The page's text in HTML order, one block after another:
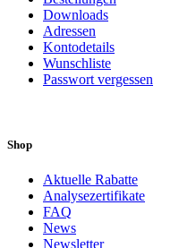
Downloads
Adressen
Kontodetails
Wunschliste
Passwort vergessen
Shop
Aktuelle Rabatte
Analysezertifikate
FAQ
News
Newsletter